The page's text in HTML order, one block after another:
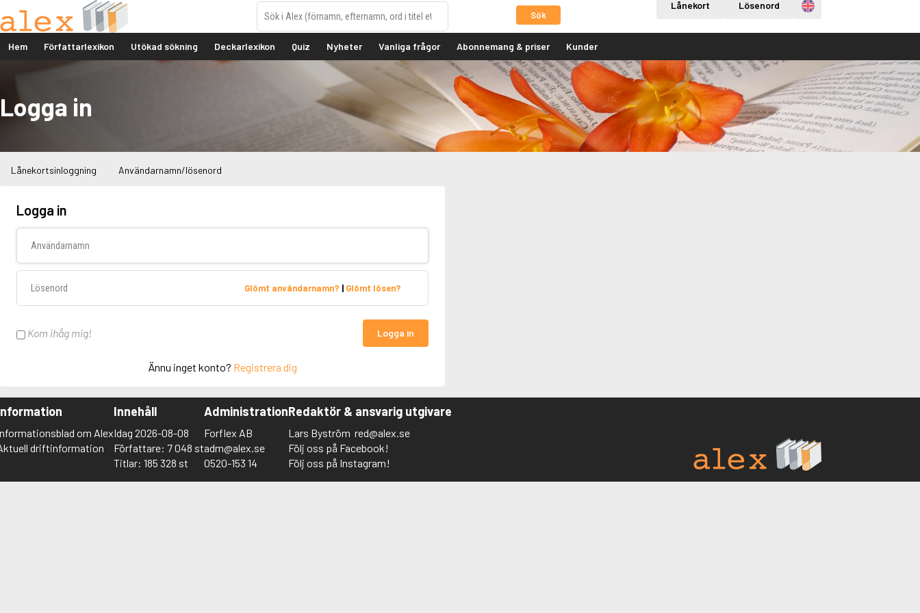
Sök
Lånekort Lösenord Engelska
Hem Författarlexikon Utökad sökning Deckarlexikon Quiz Nyheter Vanliga frågor Abonnemang & priser Kunder
Logga in
Lånekortsinloggning Användarnamn/lösenord
Logga in
Glömt användarnamn? | Glömt lösen?
Kom ihåg mig! Logga in
Ännu inget konto? Registrera dig
om Alex
driftinformation
Innehåll
Idag 2026-08-08
Författare: 7 048 st
Titlar: 185 328 st
Administration
Forflex AB
adm@alex.se
0520-153 14
Redaktör & ansvarig utgivare
Lars Byström red@alex.se
Följ oss på Facebook!
Följ oss på Instagram!